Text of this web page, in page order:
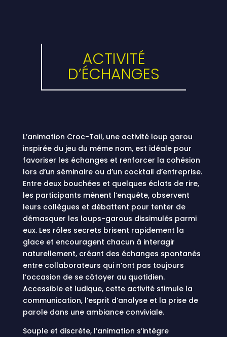
L’animation Croc-Tail, une activité loup garou
inspirée du jeu du même nom, est idéale pour
favoriser les échanges et renforcer la cohésion
lors d’un séminaire ou d’un cocktail d’entreprise.
Entre deux bouchées et quelques éclats de rire,
les participants mènent l’enquête, observent
leurs collègues et débattent pour tenter de
démasquer les loups-garous dissimulés parmi
eux. Les rôles secrets brisent rapidement la
glace et encouragent chacun à interagir
naturellement, créant des échanges spontanés
entre collaborateurs qui n’ont pas toujours
l’occasion de se côtoyer au quotidien.
Accessible et ludique, cette activité stimule la
communication, l’esprit d’analyse et la prise de
parole dans une ambiance conviviale.
Souple et discrète, l’animation s’intègre
ACTIVITÉ
D’ÉCHANGES